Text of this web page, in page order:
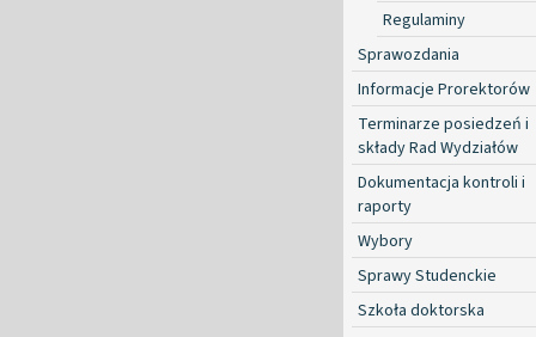
Regulaminy
Sprawozdania
Informacje Prorektorów
Terminarze posiedzeń i
składy Rad Wydziałów
Dokumentacja kontroli i
raporty
Wybory
Sprawy Studenckie
Szkoła doktorska